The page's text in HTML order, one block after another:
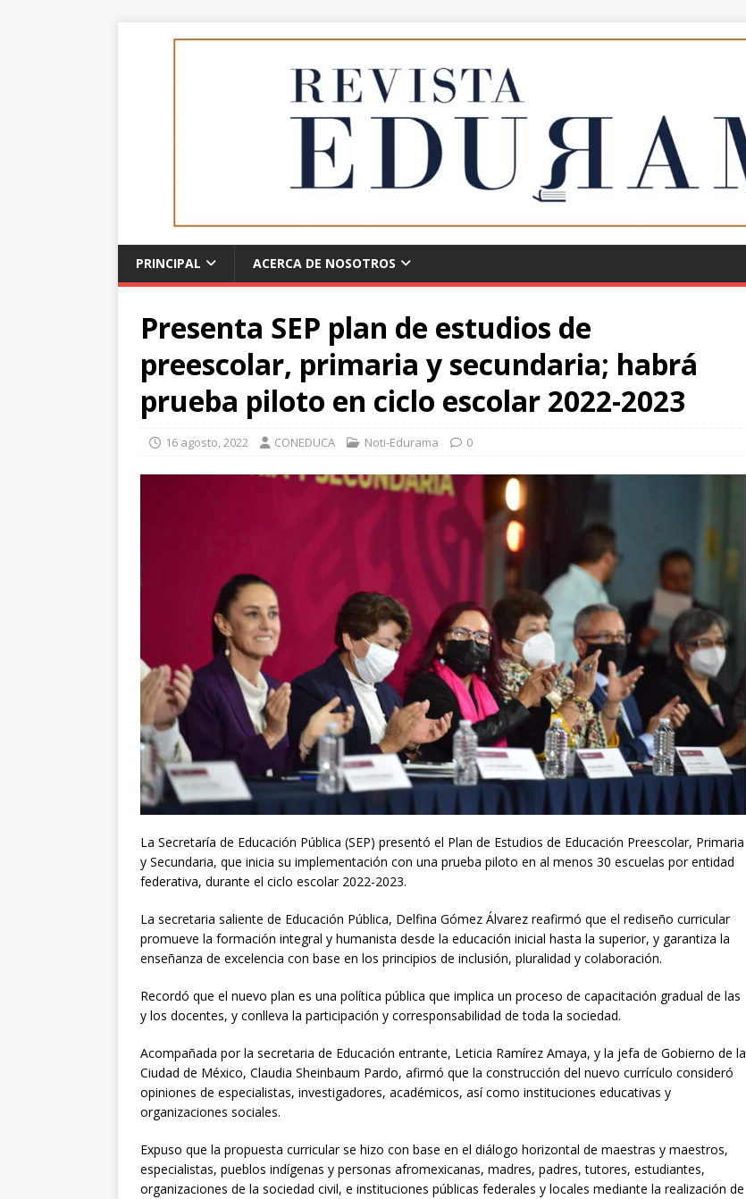
PRINCIPAL ACERCA DE NOSOTROS
Presenta SEP plan de estudios de
preescolar, primaria y secundaria; habrá
prueba piloto en ciclo escolar 2022-2023
16 agosto, 2022 CONEDUCA Noti-Edurama 0
La Secretaría de Educación Pública (SEP) presentó el Plan de Estudios de Educación Preescolar, Primaria
y Secundaria, que inicia su implementación con una prueba piloto en al menos 30 escuelas por entidad
federativa, durante el ciclo escolar 2022-2023.
La secretaria saliente de Educación Pública, Delfina Gómez Álvarez reafirmó que el rediseño curricular
promueve la formación integral y humanista desde la educación inicial hasta la superior, y garantiza la
enseñanza de excelencia con base en los principios de inclusión, pluralidad y colaboración.
Recordó que el nuevo plan es una política pública que implica un proceso de capacitación gradual de las
y los docentes, y conlleva la participación y corresponsabilidad de toda la sociedad.
Acompañada por la secretaria de Educación entrante, Leticia Ramírez Amaya, y la jefa de Gobierno de la
Ciudad de México, Claudia Sheinbaum Pardo, afirmó que la construcción del nuevo currículo consideró
opiniones de especialistas, investigadores, académicos, así como instituciones educativas y
organizaciones sociales.
Expuso que la propuesta curricular se hizo con base en el diálogo horizontal de maestras y maestros,
especialistas, pueblos indígenas y personas afromexicanas, madres, padres, tutores, estudiantes,
organizaciones de la sociedad civil, e instituciones públicas federales y locales mediante la realización de